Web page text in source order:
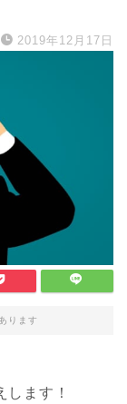
2019年12月17日
ります
ます！